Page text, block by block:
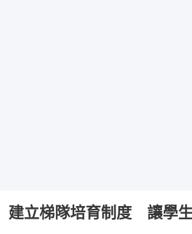
建立梯隊培育制度 讓學